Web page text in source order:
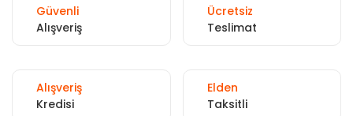
Güvenli
Alışveriş
Ücretsiz
Teslimat
Alışveriş
Kredisi
Elden
Taksitli